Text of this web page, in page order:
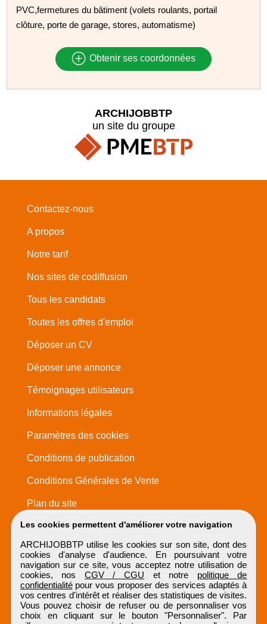
PVC,fermetures du bâtiment (volets roulants, portail
clôture, porte de garage, stores, automatisme)
Obtenir ses coordonnées
Les cookies permettent d'améliorer votre navigation
ARCHIJOBBTP utilise les cookies sur son site, dont des
cookies d'analyse d'audience. En poursuivant votre
navigation sur ce site, vous acceptez notre utilisation de
cookies, nos CGV / CGU et notre politique de
confidentialitépour vous proposer des services adaptés à
vos centres d'intérêt et réaliser des statistiques de visites.
Vous pouvez choisir de refuser ou de personnaliser vos
choix en cliquant sur le bouton "Personnaliser". Par
ARCHIJOBBTP
un site du groupe
Contactez-nous
A propos
Notre tarif
Nos sites de codiffusion
Tous les candidats
Toutes les offres d'emploi
Déposer un CV
Déposer une annonce
Témoignages utilisateurs
Informations légales
Paramètres des cookies
Conditions de publication
Conditions Générales de Vente
Plan du site